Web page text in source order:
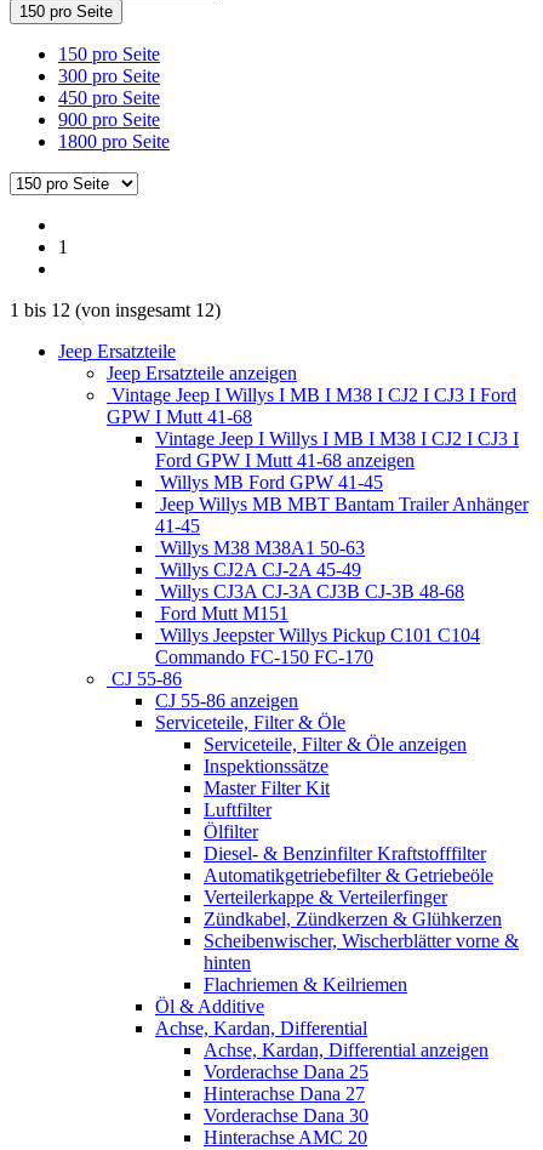
150 pro Seite
150 pro Seite
300 pro Seite
450 pro Seite
900 pro Seite
1800 pro Seite
1
1 bis 12 (von insgesamt 12)
Jeep Ersatzteile
Jeep Ersatzteile anzeigen
Vintage Jeep I Willys I MB I M38 I CJ2 I CJ3 I Ford
GPW I Mutt 41-68
Vintage Jeep I Willys I MB I M38 I CJ2 I CJ3 I
Ford GPW I Mutt 41-68 anzeigen
Willys MB Ford GPW 41-45
Jeep Willys MB MBT Bantam Trailer Anhänger
41-45
Willys M38 M38A1 50-63
Willys CJ2A CJ-2A 45-49
Willys CJ3A CJ-3A CJ3B CJ-3B 48-68
Ford Mutt M151
Willys Jeepster Willys Pickup C101 C104
Commando FC-150 FC-170
CJ 55-86
CJ 55-86 anzeigen
Serviceteile, Filter & Öle
Serviceteile, Filter & Öle anzeigen
Inspektionssätze
Master Filter Kit
Luftfilter
Ölfilter
Diesel- & Benzinfilter Kraftstofffilter
Automatikgetriebefilter & Getriebeöle
Verteilerkappe & Verteilerfinger
Zündkabel, Zündkerzen & Glühkerzen
Scheibenwischer, Wischerblätter vorne &
hinten
Flachriemen & Keilriemen
Öl & Additive
Achse, Kardan, Differential
Achse, Kardan, Differential anzeigen
Vorderachse Dana 25
Hinterachse Dana 27
Vorderachse Dana 30
Hinterachse AMC 20